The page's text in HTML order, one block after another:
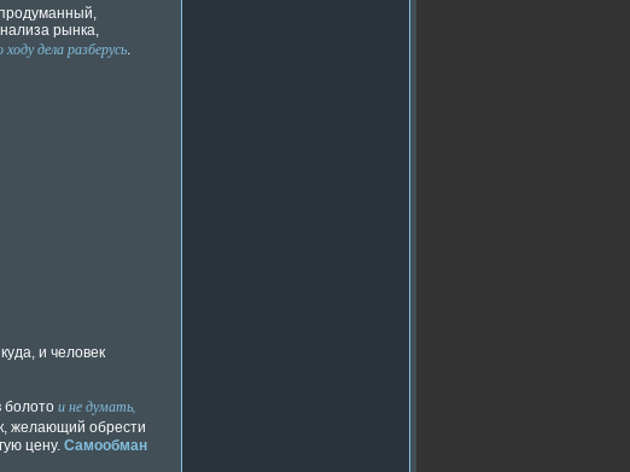
рынка,
дела разберусь.
и человек
болото и не думать,
желающий обрести
цену. Самообман